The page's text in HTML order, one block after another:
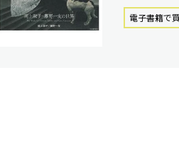
電⼦書籍で